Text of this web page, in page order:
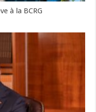
à la BCRG